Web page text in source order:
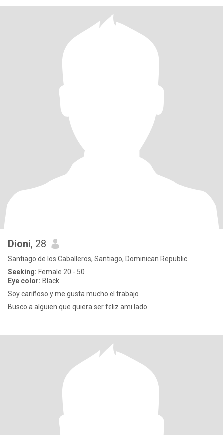
Dioni, 28
Santiago de los Caballeros, Santiago, Dominican Republic
Seeking: Female 20 - 50
Eye color: Black
Soy cariñoso y me gusta mucho el trabajo
Busco a alguien que quiera ser feliz ami lado